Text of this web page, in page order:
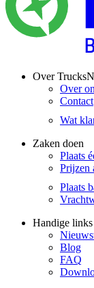
Over
Over
Contact
Wat
Zaken doen
Plaats
Prijzen
Plaats
Handige links
Blog
FAQ